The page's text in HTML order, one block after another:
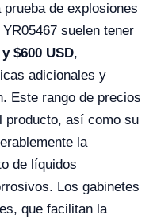
de explosiones
suelen tener
$600 USD,
adicionales y
Este rango de precios
producto, así como su
la
de líquidos
Los gabinetes
que facilitan la